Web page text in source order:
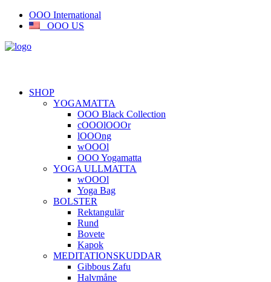
OOO International
OOO US
SHOP
YOGAMATTA
OOO Black Collection
cOOOlOOOr
lOOOng
wOOOl
OOO Yogamatta
YOGA ULLMATTA
wOOOl
Yoga Bag
BOLSTER
Rektangulär
Rund
Bovete
Kapok
MEDITATIONSKUDDAR
Gibbous Zafu
Halvmåne